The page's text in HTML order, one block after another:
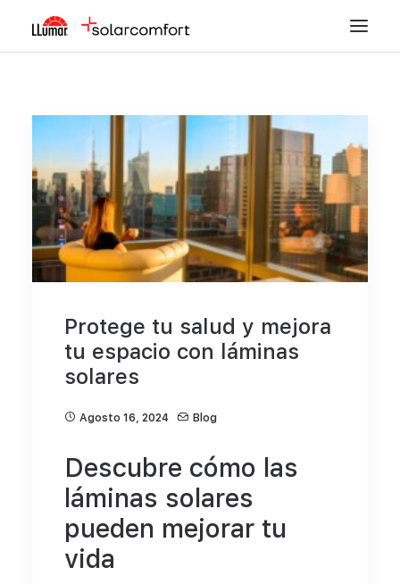
LÁMINAS SOLARES
SEGURIDAD
DECORACIÓN
TINTADO DE LUNAS
PPF
MI CUENTA
Protege tu salud y mejora
tu espacio con láminas
solares
Agosto 16, 2024 Blog
Descubre cómo las
láminas solares
pueden mejorar tu
vida